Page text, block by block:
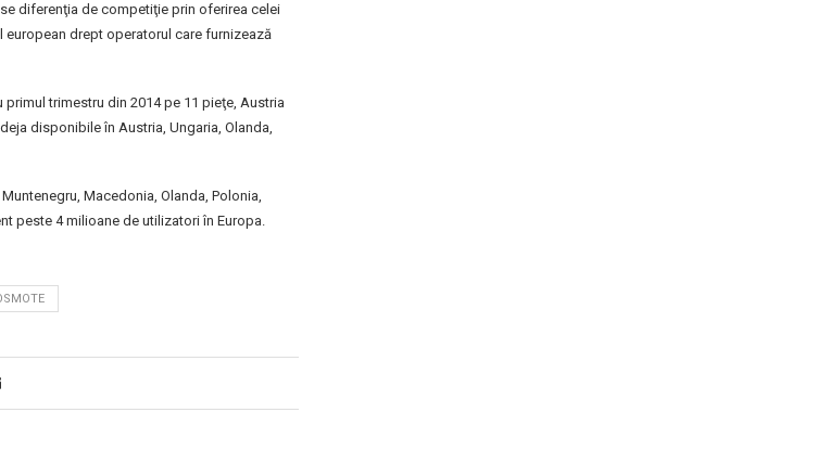
diferenţia de competiţie prin oferirea celei
drept operatorul care furnizează
trimestru din 2014 pe 11 pieţe, Austria
disponibile în Austria, Ungaria, Olanda,
Macedonia, Olanda, Polonia,
peste 4 milioane de utilizatori în Europa.